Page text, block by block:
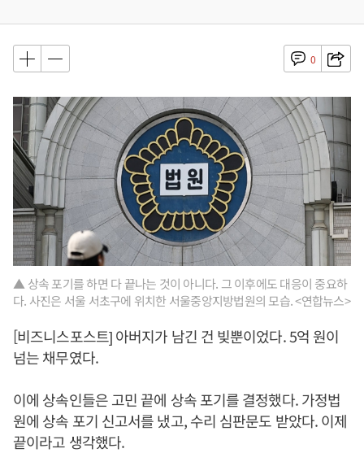
0
▲ 상속 포기를 하면 다 끝나는 것이 아니다. 그 이후에도 대응이 중요하
다. 사진은 서울 서초구에 위치한 서울중앙지방법원의 모습. <연합뉴스>
[비즈니스포스트] 아버지가 남긴 건 빚뿐이었다. 5억 원이
넘는 채무였다.
이에 상속인들은 고민 끝에 상속 포기를 결정했다. 가정법
원에 상속 포기 신고서를 냈고, 수리 심판문도 받았다. 이제
끝이라고 생각했다.